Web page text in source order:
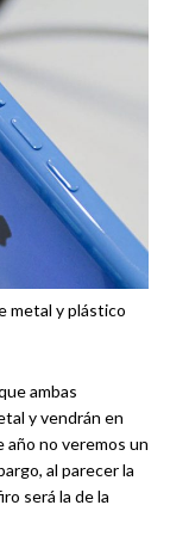
metal y plástico
ambas
y vendrán en
año no veremos un
al parecer la
será la de la